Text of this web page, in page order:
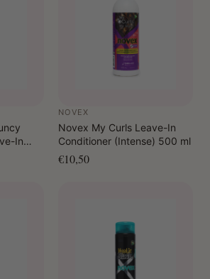
In
NOVEX
Novex My Curls Leave-In
Conditioner (Intense) 500 ml
€10,50